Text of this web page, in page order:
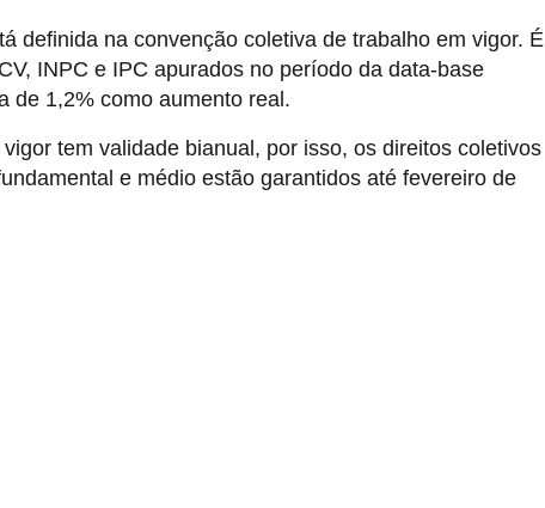
definida na convenção coletiva de trabalho em vigor. É
INPC e IPC apurados no período da data-base
de 1,2% como aumento real.
tem validade bianual, por isso, os direitos coletivos
e médio estão garantidos até fevereiro de